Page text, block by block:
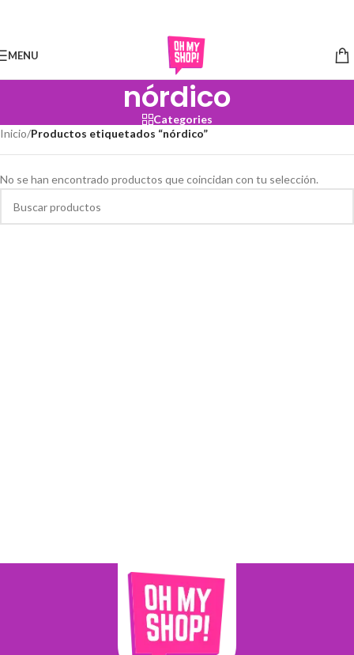
MENU
nórdico
Categories
Inicio/Productos etiquetados “nórdico”
No se han encontrado productos que coincidan con tu selección.